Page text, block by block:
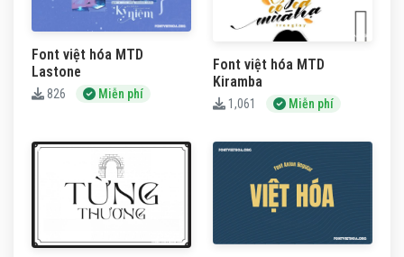
Font việt hóa MTD
Lastone
826 Miễn phí
Font việt hóa MTD
Kiramba
1,061 Miễn phí